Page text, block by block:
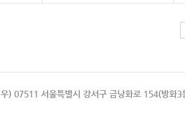
우) 07511 서울특별시 강서구 금낭화로 154(방화3